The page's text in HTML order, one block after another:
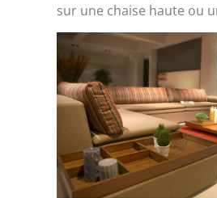
sur une chaise haute ou